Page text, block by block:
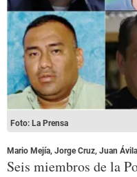
Foto: La Prensa
Mario Mejía, Jorge Cruz, Juan
Seis miembros de la